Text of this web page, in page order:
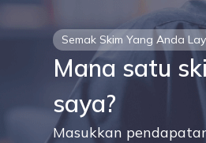
Semak Skim Yang Anda
Mana satu
saya?
Masukkan